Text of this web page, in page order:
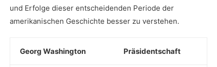
⁣und Erfolge dieser entscheidenden Periode der
amerikanischen Geschichte besser zu‍ verstehen.
Georg Washington Präsidentschaft